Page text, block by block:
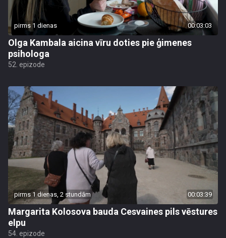
pirms 1 dienas 00:03:03
Olga Kambala aicina vīru doties pie ģimenes
psihologa
52. epizode
pirms 1 dienas, 2 stundām 00:03:39
Margarita Kolosova bauda Cesvaines pils vēstures
elpu
54. epizode